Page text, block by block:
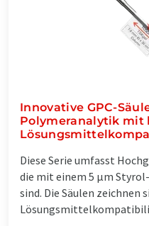
Innovative GPC-
Polymeranalytik mit
Diese Serie umfasst
die mit einem 5 µm
sind. Die Säulen zeichnen